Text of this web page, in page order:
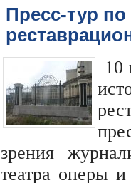
Пресс-тур
10
зрения
театра оперы